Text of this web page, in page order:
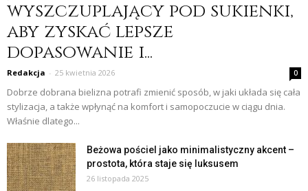
wyszczuplający pod sukienki,
aby zyskać lepsze
dopasowanie i...
Redakcja - 25 kwietnia 2026 0
Dobrze dobrana bielizna potrafi zmienić sposób, w jaki układa się cała
stylizacja, a także wpłynąć na komfort i samopoczucie w ciągu dnia.
Właśnie dlatego...
Beżowa pościel jako minimalistyczny akcent –
prostota, która staje się luksusem
26 listopada 2025